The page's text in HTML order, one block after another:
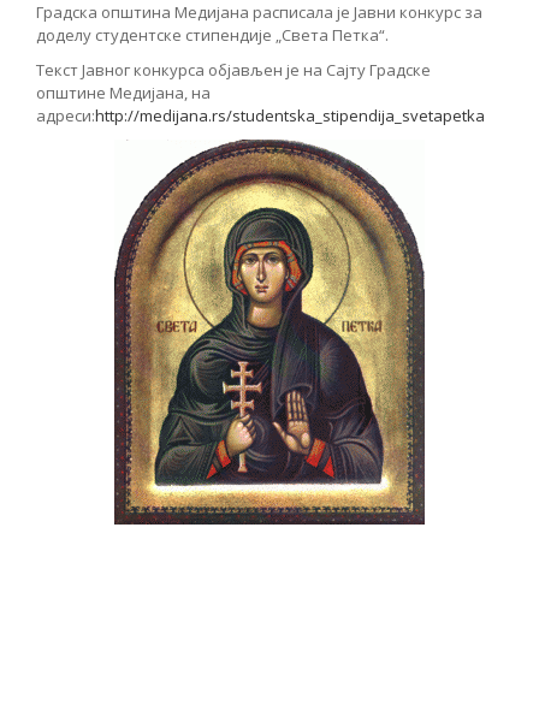
Градска општина Медијана расписала је Јавни конкурс за
доделу студентске стипендије „Света Петка“.
Текст Јавног конкурса објављен је на Сајту Градске
општине Медијана, на
адреси:http://medijana.rs/studentska_stipendija_svetapetka